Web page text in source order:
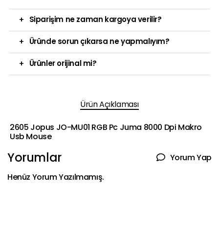
+ Siparişim ne zaman kargoya verilir?
+ Üründe sorun çıkarsa ne yapmalıyım?
+ Ürünler orijinal mi?
Ürün Açıklaması
2605 Jopus JO-MU01 RGB Pc Juma 8000 Dpi Makro
Usb Mouse
Yorumlar
Yorum Yap
Henüz Yorum Yazılmamış.